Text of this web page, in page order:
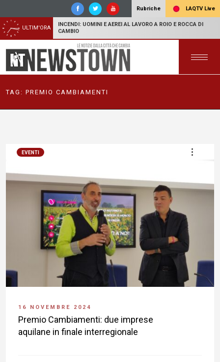
Rubriche LAQTV Live
ULTIM'ORA
INCENDI: UOMINI E AEREI AL LAVORO A ROIO E ROCCA DI
CAMBIO
TAG: PREMIO CAMBIAMENTI
EVENTI
16 NOVEMBRE 2024
Premio Cambiamenti: due imprese
aquilane in finale interregionale